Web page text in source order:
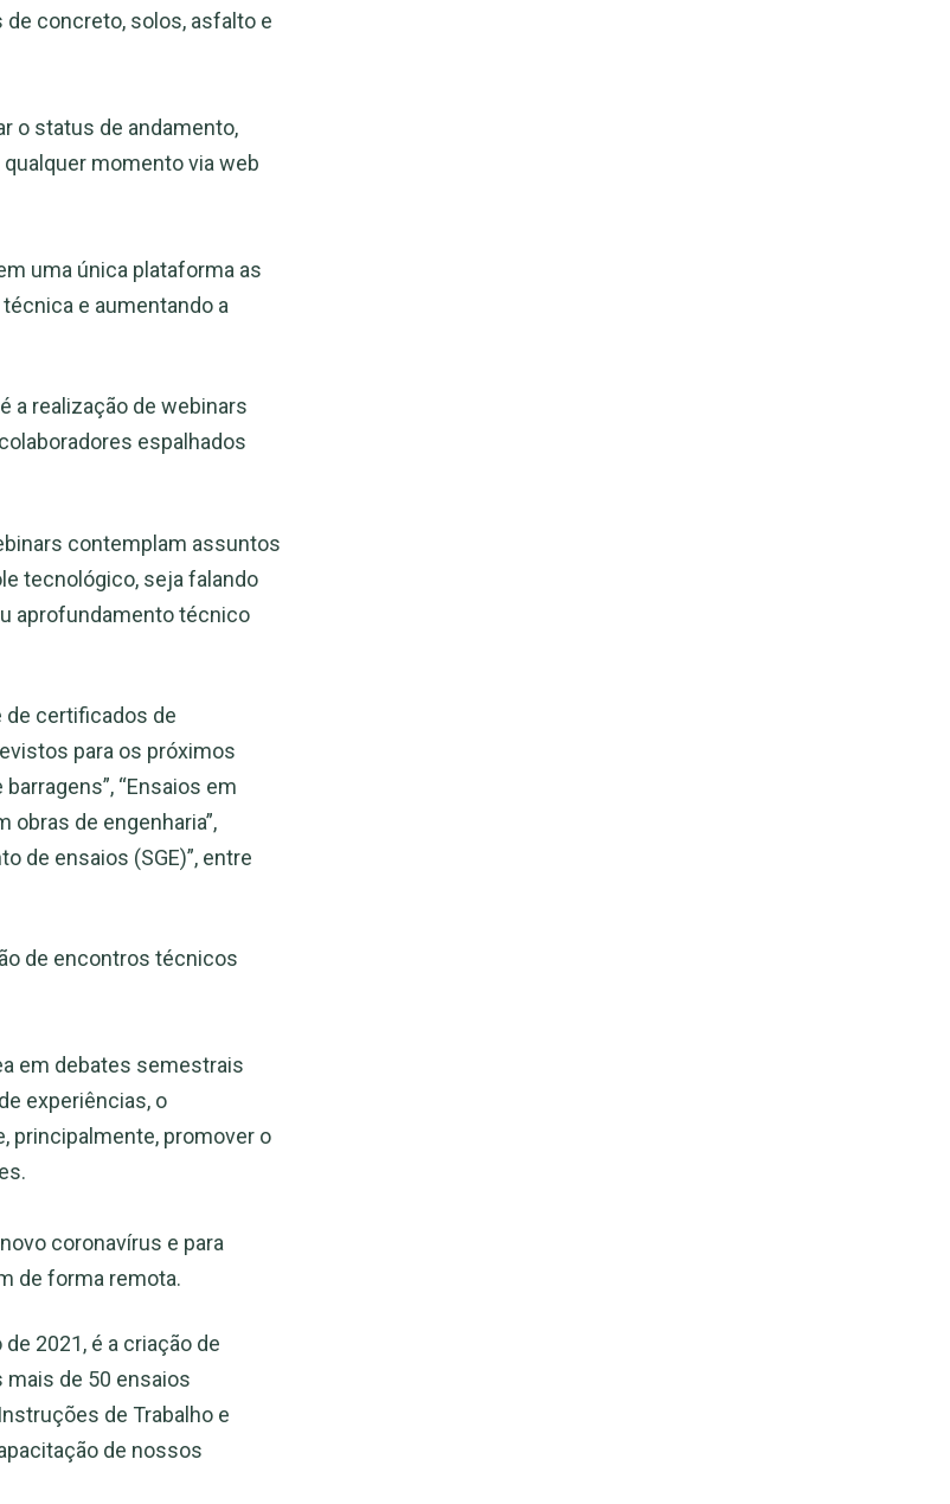
concreto, solos, asfalto e
o status de andamento,
momento via web
uma única plataforma as
e aumentando a
a realização de webinars
espalhados
contemplam assuntos
tecnológico, seja falando
aprofundamento técnico
de certificados de
para os próximos
“Ensaios em
obras de engenharia”,
de ensaios (SGE)”, entre
de encontros técnicos
em debates semestrais
experiências, o
principalmente, promover o
coronavírus e para
de forma remota.
2021, é a criação de
de 50 ensaios
de Trabalho e
de nossos